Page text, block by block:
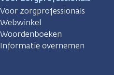
Voor zorgprofessionals
Webwinkel
Woordenboeken
Informatie overnemen